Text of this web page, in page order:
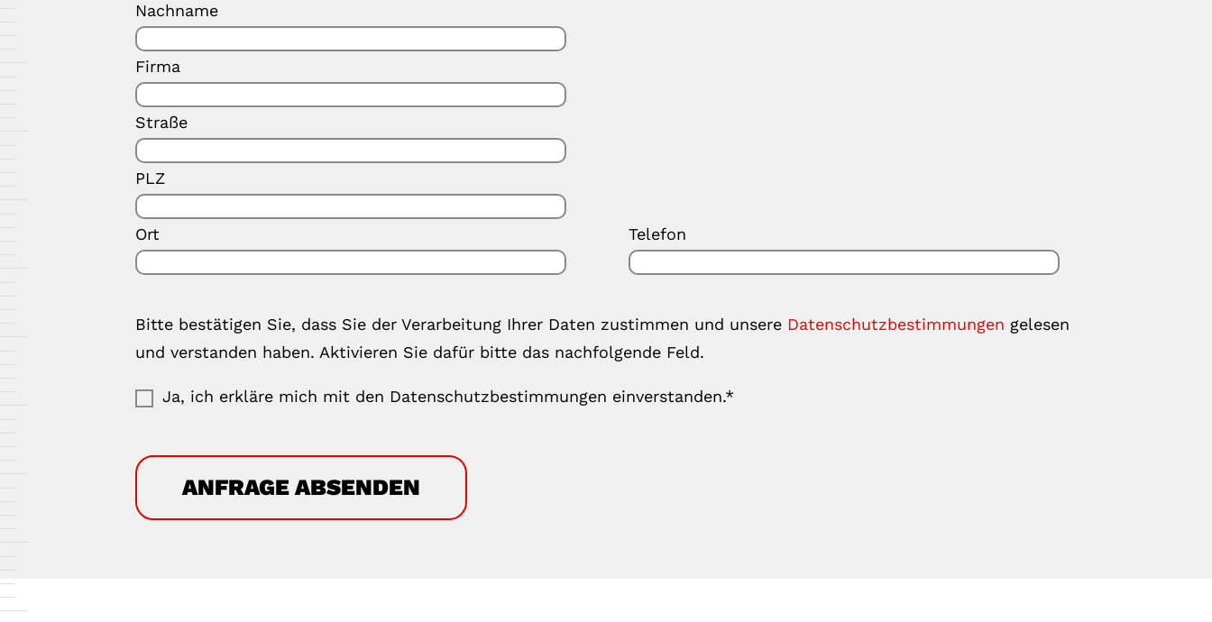
Nachname
Firma
Straße
PLZ
Ort Telefon
Bitte bestätigen Sie, dass Sie der Verarbeitung Ihrer Daten zustimmen und unsere Datenschutzbestimmungen gelesen
und verstanden haben. Aktivieren Sie dafür bitte das nachfolgende Feld.
Ja, ich erkläre mich mit den Datenschutzbestimmungen einverstanden.*